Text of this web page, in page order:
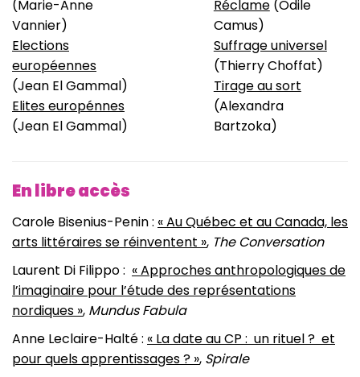
(Marie-Anne
Vannier)
Elections
européennes
(Jean El Gammal)
Elites europénnes
(Jean El Gammal)
Réclame(Odile
Camus)
Suffrage universel
(Thierry Choffat)
Tirage au sort
(Alexandra
Bartzoka)
En libre accès
Carole Bisenius-Penin : « Au Québec et au Canada, les
arts littéraires se réinventent », The Conversation
Laurent Di Filippo : « Approches anthropologiques de
l’imaginaire pour l’étude des représentations
nordiques », Mundus Fabula
Anne Leclaire-Halté : « La date au CP : un rituel ? et
pour quels apprentissages ? », Spirale